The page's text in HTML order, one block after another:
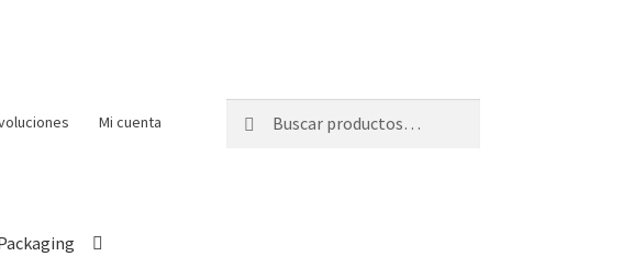
Mi cuenta
por: